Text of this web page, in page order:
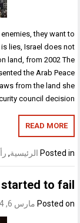
they want to
lies, Israel does not
land, from 2002 The
the Arab Peace
from the land she
council decision…
READ MORE
Posted in الرئيسية,
started to fail
Posted on مارس 6, 2024